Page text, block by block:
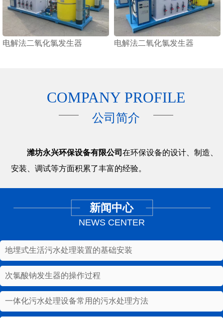
电解法二氧化氯发生器 电解法二氧化氯发生器
COMPANY PROFILE
公司简介
潍坊永兴环保设备有限公司在环保设备的设计、制造、
安装、调试等方面积累了丰富的经验。
新闻中心
NEWS CENTER
地埋式生活污水处理装置的基础安装
次氯酸钠发生器的操作过程
一体化污水处理设备常用的污水处理方法